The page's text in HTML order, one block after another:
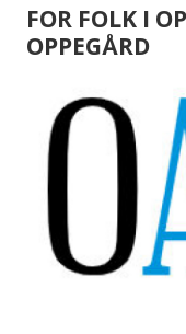
FOR FOLK I
OPPEGÅRD